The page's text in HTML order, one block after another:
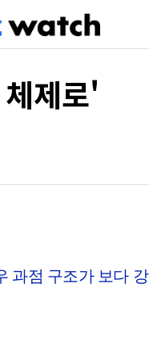
제로'
과점 구조가 보다 강